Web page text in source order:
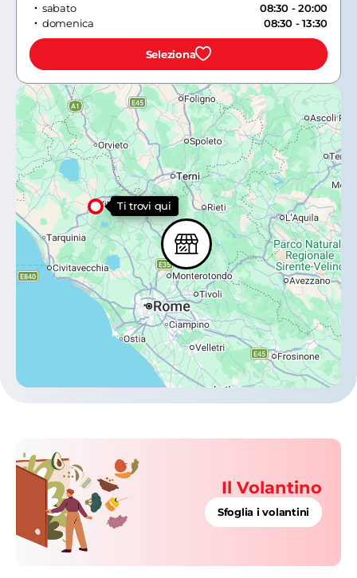
Ti trovi qui
sabato
08:30 - 20:00
domenica
08:30 - 13:30
Seleziona
Il Volantino
Sfoglia i volantini